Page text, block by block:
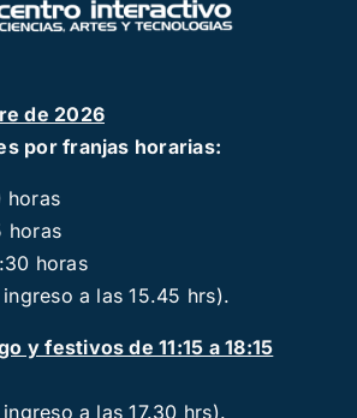
de 2026
por franjas horarias:
horas
horas
horas
a las 15.45 hrs).
y festivos de 11:15 a 18:15
a las 17.30 hrs).